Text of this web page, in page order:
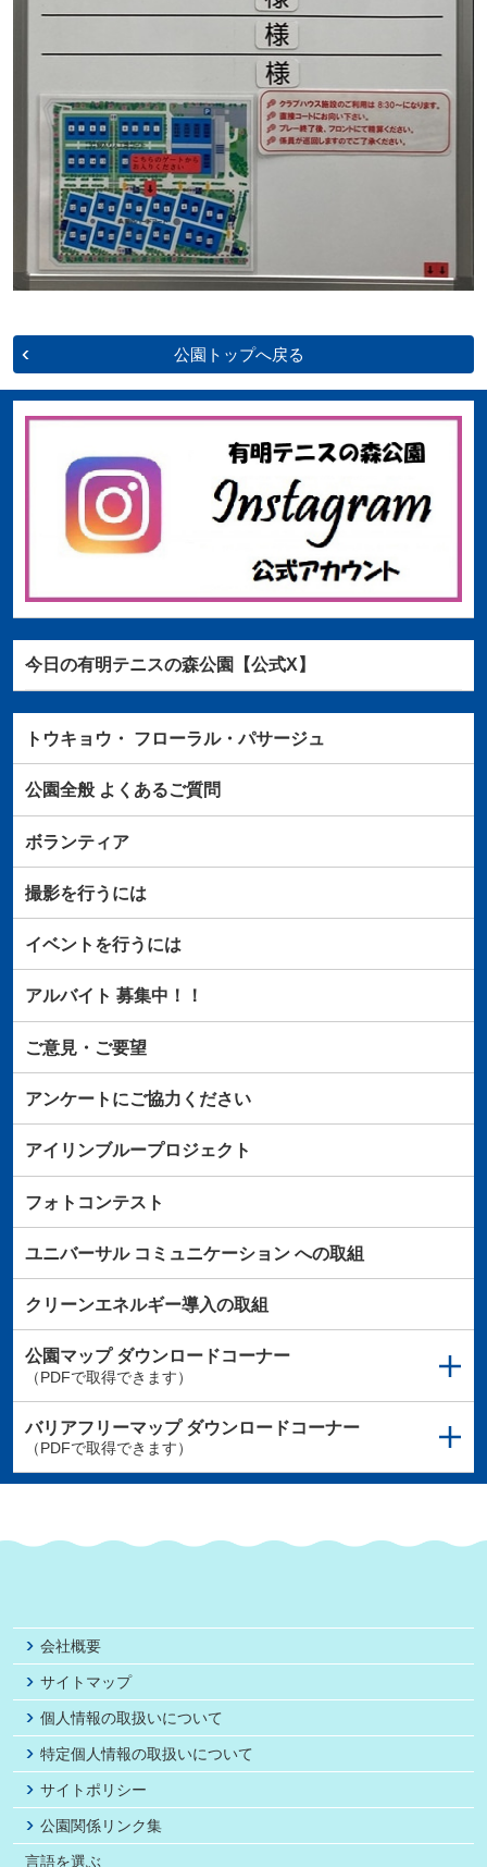
公園トップへ戻る
今日の有明テニスの森公園【公式X】
トウキョウ・ フローラル・パサージュ
公園全般よくあるご質問
ボランティア
撮影を行うには
イベントを行うには
アルバイト 募集中！！
ご意見・ご要望
アンケートにご協力ください
アイリンブループロジェクト
フォトコンテスト
ユニバーサルコミュニケーションへの取組
クリーンエネルギー導入の取組
公園マップダウンロードコーナー
（PDFで取得できます）
バリアフリーマップダウンロードコーナー
（PDFで取得できます）
会社概要
サイトマップ
個人情報の取扱いについて
特定個人情報の取扱いについて
サイトポリシー
公園関係リンク集
言語を選ぶ